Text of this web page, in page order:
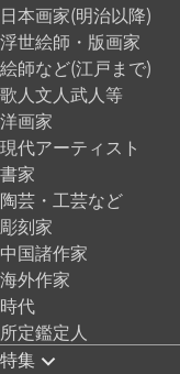
日本画家(明治以降)
浮世絵師・版画家
絵師など(江戸まで)
歌人文人武人等
洋画家
現代アーティスト
書家
陶芸・工芸など
彫刻家
中国諸作家
海外作家
時代
所定鑑定人
特集